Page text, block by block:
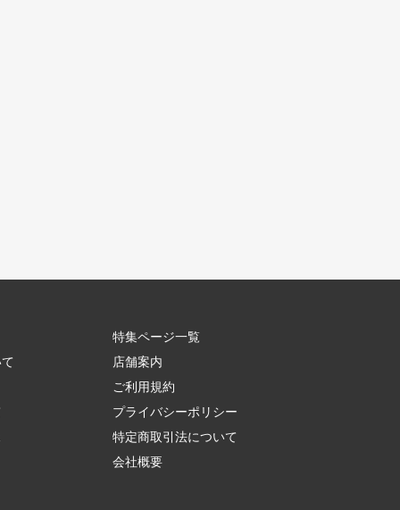
特集ページ一覧
店舗案内
ご利用規約
プライバシーポリシー
特定商取引法について
会社概要